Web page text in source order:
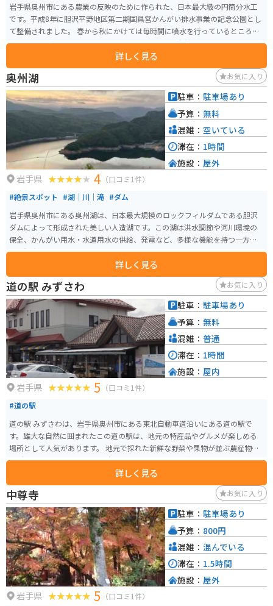
岩手県奥州市にある農業の反映のために作られた、日本最大級の円筒分水工
です。平成8年に胆沢平野地区第二期国県営かんがい排水事業の記念公園とし
て整備されました。 春から秋にかけては毎時間に噴水を行っているところを
見ることが出来ます。近くには公園や水車もあり、自然の感じるにはもって
こいの場所です。トイレもあるので、休憩がてらに観光を楽しめるのでおす
すめです。
詳しく見る
奥州湖 お気に入り
岩手県 4 （口コミ1件）
#絶景スポット #湖｜川｜滝 #ダム
岩手県奥州市にある奥州湖は、日本最大規模のロックフィルダムである胆沢
ダムによって形成された美しい人造湖です。この湖は洪水調節や河川環境の
保全、かんがい用水・水道用水の供給、発電など、多様な機能を持つ一方
で、観光スポットとしても人気があります。 奥州湖では、カヌーやカヤッ
ク、SUP（スタンドアップパドルボード）などのウォーターアクティビティを
楽しむことができます。初心者でもガイドが同乗するツアーがあるため、安
全に楽しむことができます。湖畔には「奥州湖交流館」があり、胆沢地域の
郷土や歴史、水に関わる文化について学ぶことができます。また、展望台か
らの眺望は絶景で、四季折々の風景が楽しめます。
詳しく見る
駐車： 駐車場あり
予算： 無料
混雑： 空いている
滞在： 1時間
施設： 屋外
道の駅 みずさわ お気に入り
岩手県 5 （口コミ1件）
#道の駅
道の駅 みずさわは、岩手県奥州市にある東北自動車道沿いにある道の駅で
す。雄大な自然に囲まれたこの道の駅は、地元の特産品やグルメが楽しめる
場所として人気があります。 地元で採れた新鮮な野菜や果物が並ぶ農産物直
売所は、道の駅 みずさわの魅力のひとつです。旬の味覚を味わえるとあっ
て、多くの観光客で賑わいます。また、岩手県産のブランド米「ひとめぼれ」
を使ったおにぎりや、地元産のそば粉を使った手打ちそばなど、地元の味が
楽しめるのも魅力です。 バイクで訪れる際には、道の駅 みずさわは休憩場所
としても最適です。駐車場も広く、トイレも完備されているので、安心して
休むことができます。周辺には、岩手県屈指の景勝地である猊鼻渓や、歴史
を感じさせる平泉などの観光スポットも点在しており、ツーリングの拠点と
してもおすすめです。
詳しく見る
駐車： 駐車場あり
予算： 無料
混雑： 普通
滞在： 1時間
施設： 屋内
中尊寺 お気に入り
岩手県 5 （口コミ1件）
駐車： 駐車場あり
予算： 800円
混雑： 混んでいる
滞在： 1.5時間
施設： 屋外